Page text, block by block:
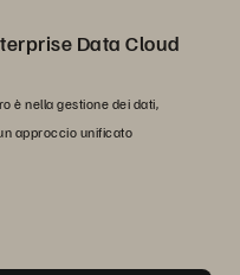
Data Cloud
è nella gestione dei dati,
approccio unificato